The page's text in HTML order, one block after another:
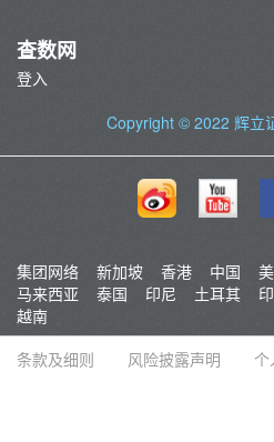
查数网
登入
Copyright © 2022 辉立
集团网络 新加坡 香港 中国
马来西亚
泰国 印尼 土耳其
越南
条款及细则
风险披露声明